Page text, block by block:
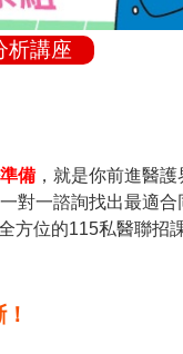
析講座
備 ，就是你前進醫
一對一諮詢找出最適
方位的115私醫聯招